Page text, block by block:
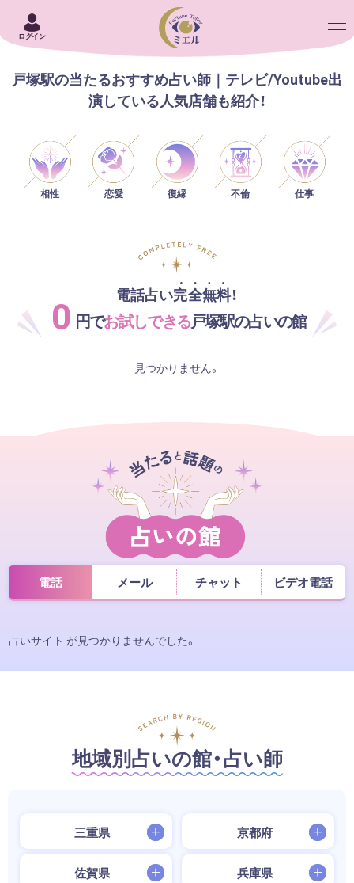
ログイン
戸塚駅の当たるおすすめ占い師｜テレビ/Youtube出
演している人気店舗も紹介！
相性 恋愛 復縁 不倫 仕事
電話占い完全無料！
0 円でお試しできる戸塚駅の占いの館
見つかりません。
電話 メール チャット ビデオ電話
占いサイト が見つかりませんでした。
地域別占いの館・占い師
三重県 京都府
佐賀県 兵庫県